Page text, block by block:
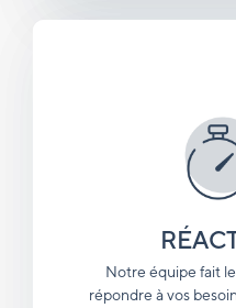
Notre équipe fait
répondre à vos